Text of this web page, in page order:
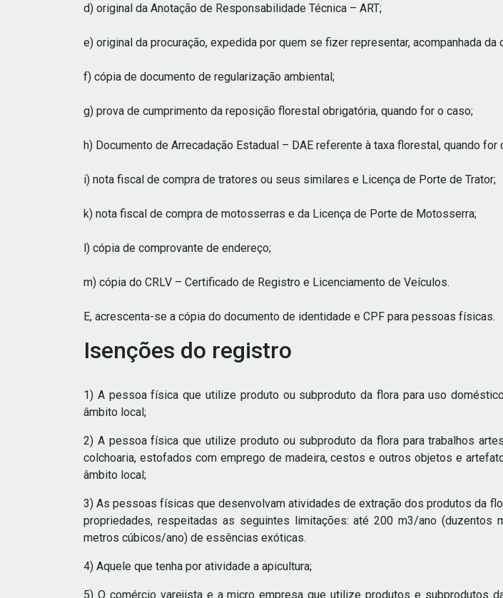
d) original da Anotação de Responsabilidade Técnica – ART;
e) original da procuração, expedida por quem se fizer representar, acompanhada
f) cópia de documento de regularização ambiental;
g) prova de cumprimento da reposição florestal obrigatória, quando for o caso;
h) Documento de Arrecadação Estadual – DAE referente à taxa florestal, quando for
i) nota fiscal de compra de tratores ou seus similares e Licença de Porte de Trator;
k) nota fiscal de compra de motosserras e da Licença de Porte de Motosserra;
l) cópia de comprovante de endereço;
m) cópia do CRLV – Certificado de Registro e Licenciamento de Veículos.
E, acrescenta-se a cópia do documento de identidade e CPF para pessoas físicas.
Isenções do registro
1) A pessoa física que utilize produto ou subproduto da flora para uso
âmbito local;
2) A pessoa física que utilize produto ou subproduto da flora para trabalhos
colchoaria, estofados com emprego de madeira, cestos e outros objetos e
âmbito local;
3) As pessoas físicas que desenvolvam atividades de extração dos produtos da
propriedades, respeitadas as seguintes limitações: até 200 m3/ano
metros cúbicos/ano) de essências exóticas.
4) Aquele que tenha por atividade a apicultura;
5) O comércio varejista e a micro empresa que utilize produtos e subprodutos